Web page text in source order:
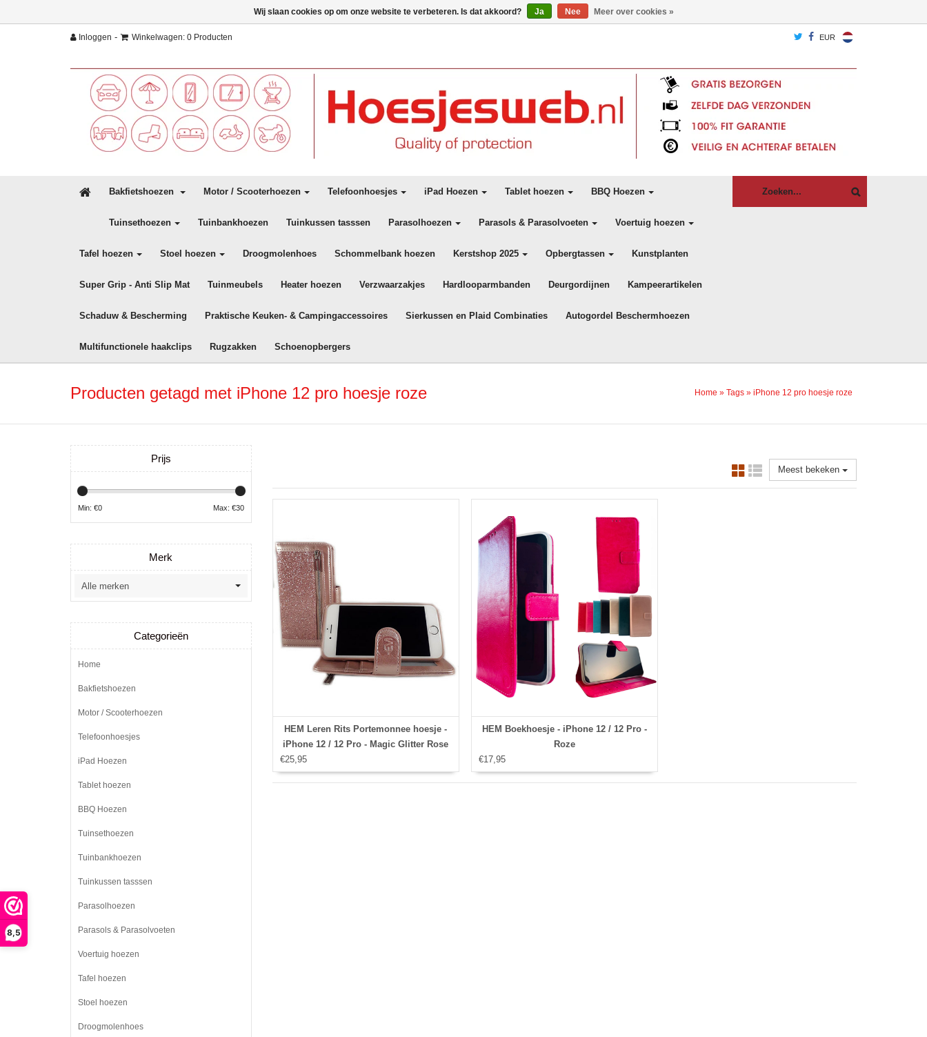
8,5
Inloggen - Winkelwagen: 0 Producten EUR
Bakfietshoezen Motor / Scooterhoezen Telefoonhoesjes iPad Hoezen Tablet hoezen BBQ Hoezen
Tuinsethoezen Tuinbankhoezen Tuinkussen tasssen Parasolhoezen Parasols & Parasolvoeten Voertuig hoezen
Tafel hoezen Stoel hoezen Droogmolenhoes Schommelbank hoezen Kerstshop 2025 Opbergtassen Kunstplanten
Super Grip - Anti Slip Mat Tuinmeubels Heater hoezen Verzwaarzakjes Hardlooparmbanden Deurgordijnen Kampeerartikelen
Schaduw & Bescherming Praktische Keuken- & Campingaccessoires Sierkussen en Plaid Combinaties Autogordel Beschermhoezen
Multifunctionele haakclips Rugzakken Schoenopbergers
Producten getagd met iPhone 12 pro hoesje roze Home » Tags » iPhone 12 pro hoesje roze
Meest bekeken
HEM Leren Rits Portemonnee hoesje -
iPhone 12 / 12 Pro - Magic Glitter Rose
€25,95
HEM Boekhoesje - iPhone 12 / 12 Pro -
Roze
€17,95
Prijs
Min: €0 Max: €30
Merk
Categorieën
Home
Bakfietshoezen
Motor / Scooterhoezen
Telefoonhoesjes
iPad Hoezen
Tablet hoezen
BBQ Hoezen
Tuinsethoezen
Tuinbankhoezen
Tuinkussen tasssen
Parasolhoezen
Parasols & Parasolvoeten
Voertuig hoezen
Tafel hoezen
Stoel hoezen
Droogmolenhoes
Wij slaan cookies op om onze website te verbeteren. Is dat akkoord? Ja Nee Meer over cookies »